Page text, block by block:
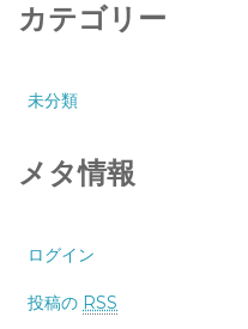
カテゴリー
未分類
メタ情報
ログイン
投稿の RSS